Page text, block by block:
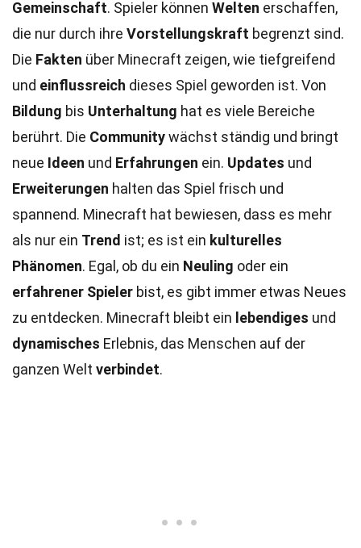
Gemeinschaft. Spieler können Welten erschaffen,
die nur durch ihre Vorstellungskraft begrenzt sind.
Die Fakten über Minecraft zeigen, wie tiefgreifend
und einflussreich dieses Spiel geworden ist. Von
Bildung bis Unterhaltung hat es viele Bereiche
berührt. Die Communitywächst ständig und bringt
neue Ideen und Erfahrungen ein. Updates und
Erweiterungen halten das Spiel frisch und
spannend. Minecraft hat bewiesen, dass es mehr
als nur ein Trend ist; es ist ein kulturelles
Phänomen. Egal, ob du ein Neuling oder ein
erfahrener Spieler bist, es gibt immer etwas Neues
zu entdecken. Minecraft bleibt ein lebendiges und
dynamisches Erlebnis, das Menschen auf der
ganzen Welt verbindet.